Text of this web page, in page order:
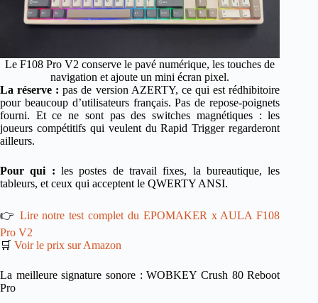
Le F108 Pro V2 conserve le pavé numérique, les touches de
navigation et ajoute un mini écran pixel.
La réserve : pas de version AZERTY, ce qui est rédhibitoire
pour beaucoup d’utilisateurs français. Pas de repose-poignets
fourni. Et ce ne sont pas des switches magnétiques : les
joueurs compétitifs qui veulent du Rapid Trigger regarderont
ailleurs.
Pour qui : les postes de travail fixes, la bureautique, les
tableurs, et ceux qui acceptent le QWERTY ANSI.
👉 Lire notre test complet du EPOMAKER x AULA F108
Pro V2
🛒 Voir le prix sur Amazon
La meilleure signature sonore : WOBKEY Crush 80 Reboot
Pro